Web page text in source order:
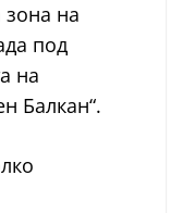
на
под
на
Балкан“.